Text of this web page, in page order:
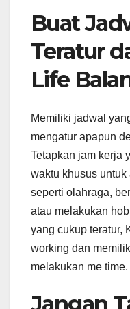
Buat
Teratur
Life
Memiliki jadwal
mengatur apapun
Tetapkan jam kerja
waktu khusus
seperti olahraga,
atau melakukan
yang cukup teratur,
working dan
melakukan me time.